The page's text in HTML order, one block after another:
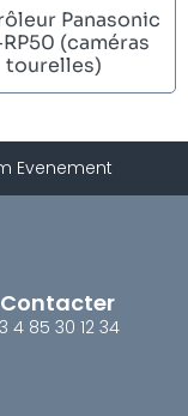
Panasonic
(caméras
tourelles)
Evenement
4 85 30 12 34